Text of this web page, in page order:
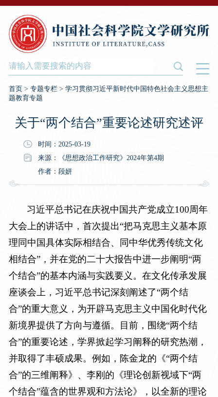
首页> 专题专栏> 学习贯彻习近平新时代中国特色社会主义思想主
题教育专题
关于“两个结合”重要论述研究述评
时间：2025-03-19
来源：《思想政治工作研究》2024年第4期
作者：段妍
习近平总书记在庆祝中国共产党成立100周年
大会上的讲话中，首次提出“把马克思主义基本原
理同中国具体实际相结合、同中华优秀传统文化
相结合”，并在党的二十大报告中进一步阐明“两
个结合”的基本内涵与实践要义。在文化传承发展
座谈会上，习近平总书记深刻阐述了“两个结
合”的重大意义，为开辟马克思主义中国化时代化
新境界提供了方向与遵循。目前，围绕“两个结
合”的重要论述，学界掀起学习阐释的研究热潮，
并取得了丰硕成果。例如，陈金龙的《“两个结
合”的三维阐释》、李刚的《理论创新视域下“两
个结合”蕴含的世界观和方法论》，以全新的理论